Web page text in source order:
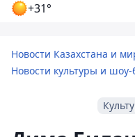
+31°
Новости Казахстана и
Новости культуры и шоу-